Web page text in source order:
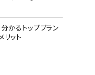
かるトップブラン
リット